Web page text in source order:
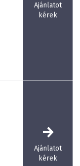
Ajánlatot
kérek
Ajánlatot
kérek